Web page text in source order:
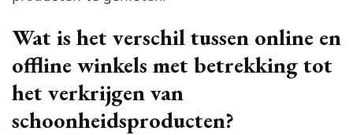
Wat is het verschil tussen online en
offline winkels met betrekking tot
het verkrijgen van
schoonheidsproducten?